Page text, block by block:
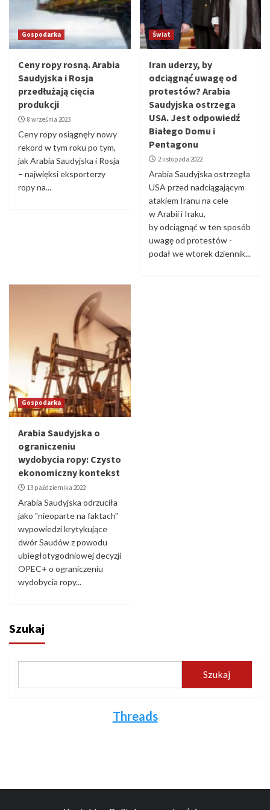
Gospodarka
Ceny ropy rosną. Arabia
Saudyjska i Rosja
przedłużają cięcia
produkcji
8 września 2023
Ceny ropy osiągnęły nowy
rekord w tym roku po tym,
jak Arabia Saudyjska i Rosja
– najwięksi eksporterzy
ropy na...
Świat
Iran uderzy, by
odciągnąć uwagę od
protestów? Arabia
Saudyjska ostrzega
USA. Jest odpowiedź
Białego Domu i
Pentagonu
2 listopada 2022
Arabia Saudyjska ostrzegła
USA przed nadciągającym
atakiem Iranu na cele
w Arabii i Iraku,
by odciągnąć w ten sposób
uwagę od protestów -
podał we wtorek dziennik...
Gospodarka
Arabia Saudyjska o
ograniczeniu
wydobycia ropy: Czysto
ekonomiczny kontekst
13 października 2022
Arabia Saudyjska odrzuciła
jako "nieoparte na faktach"
wypowiedzi krytykujące
dwór Saudów z powodu
ubiegłotygodniowej decyzji
OPEC+ o ograniczeniu
wydobycia ropy...
Szukaj
Szukaj
Threads